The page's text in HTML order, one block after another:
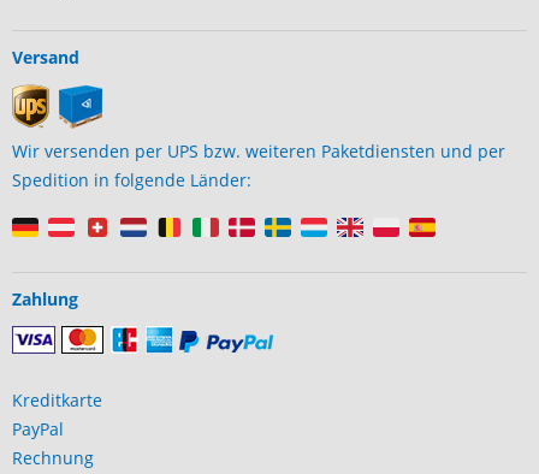
Versand
Wir versenden per UPS bzw. weiteren Paketdiensten und per
Spedition in folgende Länder:
Zahlung
Kreditkarte
PayPal
Rechnung